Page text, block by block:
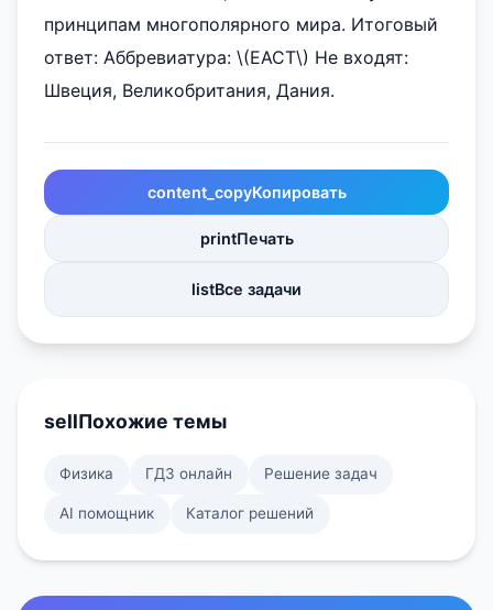
принципам многополярного мира. Итоговый
ответ: Аббревиатура: \(ЕАСТ\) Не входят:
Швеция, Великобритания, Дания.
content_copyКопировать
printПечать
listВсе задачи
sellПохожие темы
Физика ГДЗ онлайн Решение задач
AI помощник Каталог решений